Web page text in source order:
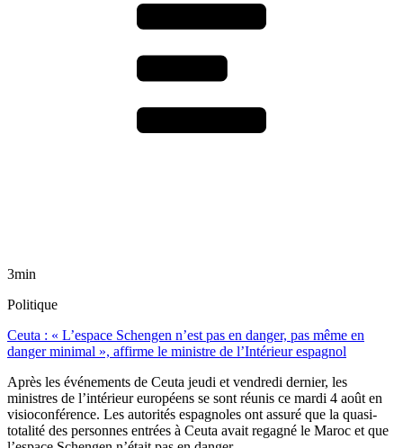
3min
Politique
Ceuta : « L’espace Schengen n’est pas en danger, pas même en
danger minimal », affirme le ministre de l’Intérieur espagnol
Après les événements de Ceuta jeudi et vendredi dernier, les
ministres de l’intérieur européens se sont réunis ce mardi 4 août en
visioconférence. Les autorités espagnoles ont assuré que la quasi-
totalité des personnes entrées à Ceuta avait regagné le Maroc et que